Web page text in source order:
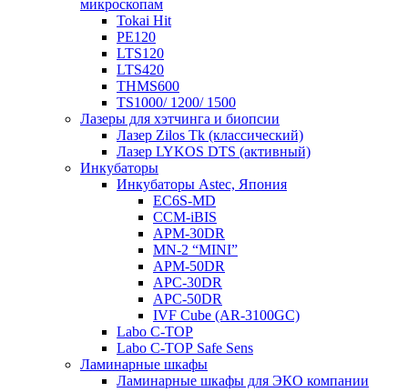
микроскопам
Tokai Hit
PE120
LTS120
LTS420
THMS600
TS1000/ 1200/ 1500
Лазеры для хэтчинга и биопсии
Лазер Zilos Tk (классический)
Лазер LYKOS DTS (активный)
Инкубаторы
Инкубаторы Astec, Япония
EC6S-MD
CCM-iBIS
APM-30DR
MN-2 “MINI”
APM-50DR
APC-30DR
APC-50DR
IVF Cube (AR-3100GC)
Labo С-ТОР
Labo С-ТОР Safe Sens
Ламинарные шкафы
Ламинарные шкафы для ЭКО компании